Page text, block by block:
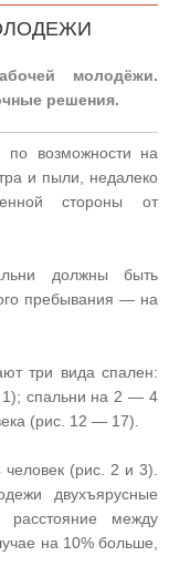
молодёжи.
решения.
по возможности на
и пыли, недалеко
стороны от
должны быть
пребывания — на
три вида спален:
спальни на 2 — 4
(рис. 12 — 17).
человек (рис. 2 и 3).
двухъярусные
между
на 10% больше,